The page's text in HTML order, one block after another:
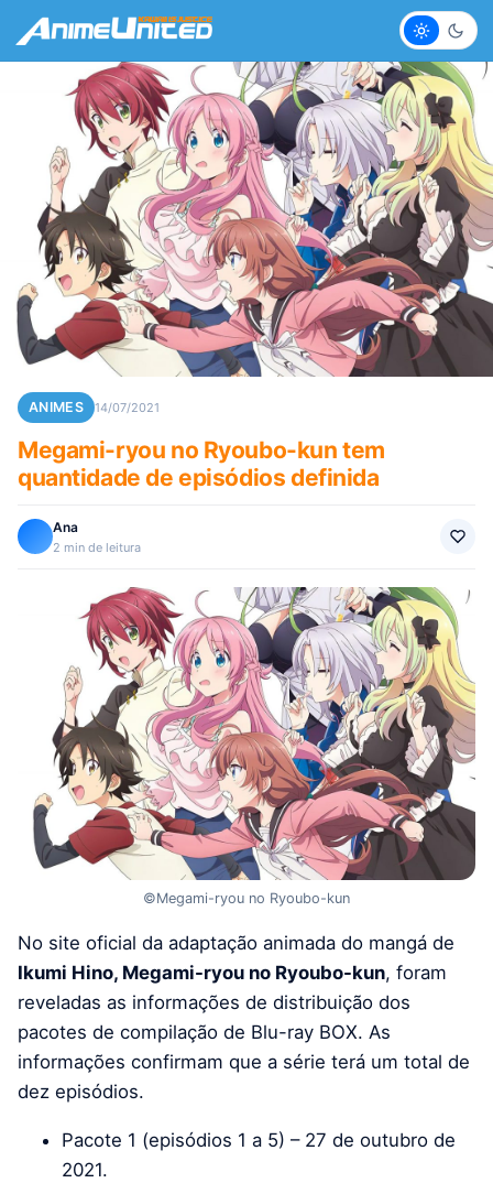
Claro
ANIMES 14/07/2021
Megami-ryou no Ryoubo-kun tem
quantidade de episódios definida
Ana
2 min de leitura
©Megami-ryou no Ryoubo-kun
No site oficial da adaptação animada do mangá de
Ikumi Hino, Megami-ryou no Ryoubo-kun, foram
reveladas as informações de distribuição dos
pacotes de compilação de Blu-ray BOX. As
informações confirmam que a série terá um total de
dez episódios.
Pacote 1 (episódios 1 a 5) – 27 de outubro de
2021.